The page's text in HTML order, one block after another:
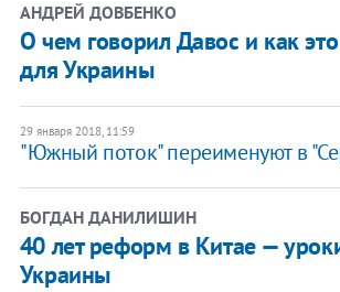
АНДРЕЙ ДОВБЕНКО
О чем говорил Давос и как
для Украины
29 января 2018, 11:59
"Южный поток" переименуют в
БОГДАН ДАНИЛИШИН
40 лет реформ в Китае —
Украины